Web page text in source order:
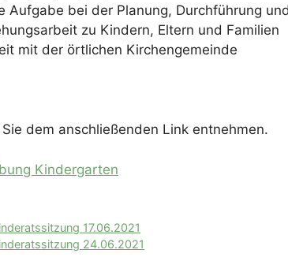
Aufgabe bei der Planung, Durchführung
zu Kindern, Eltern und Familien
mit der örtlichen Kirchengemeinde
dem anschließenden Link entnehmen.
Kindergarten
17.06.2021
24.06.2021